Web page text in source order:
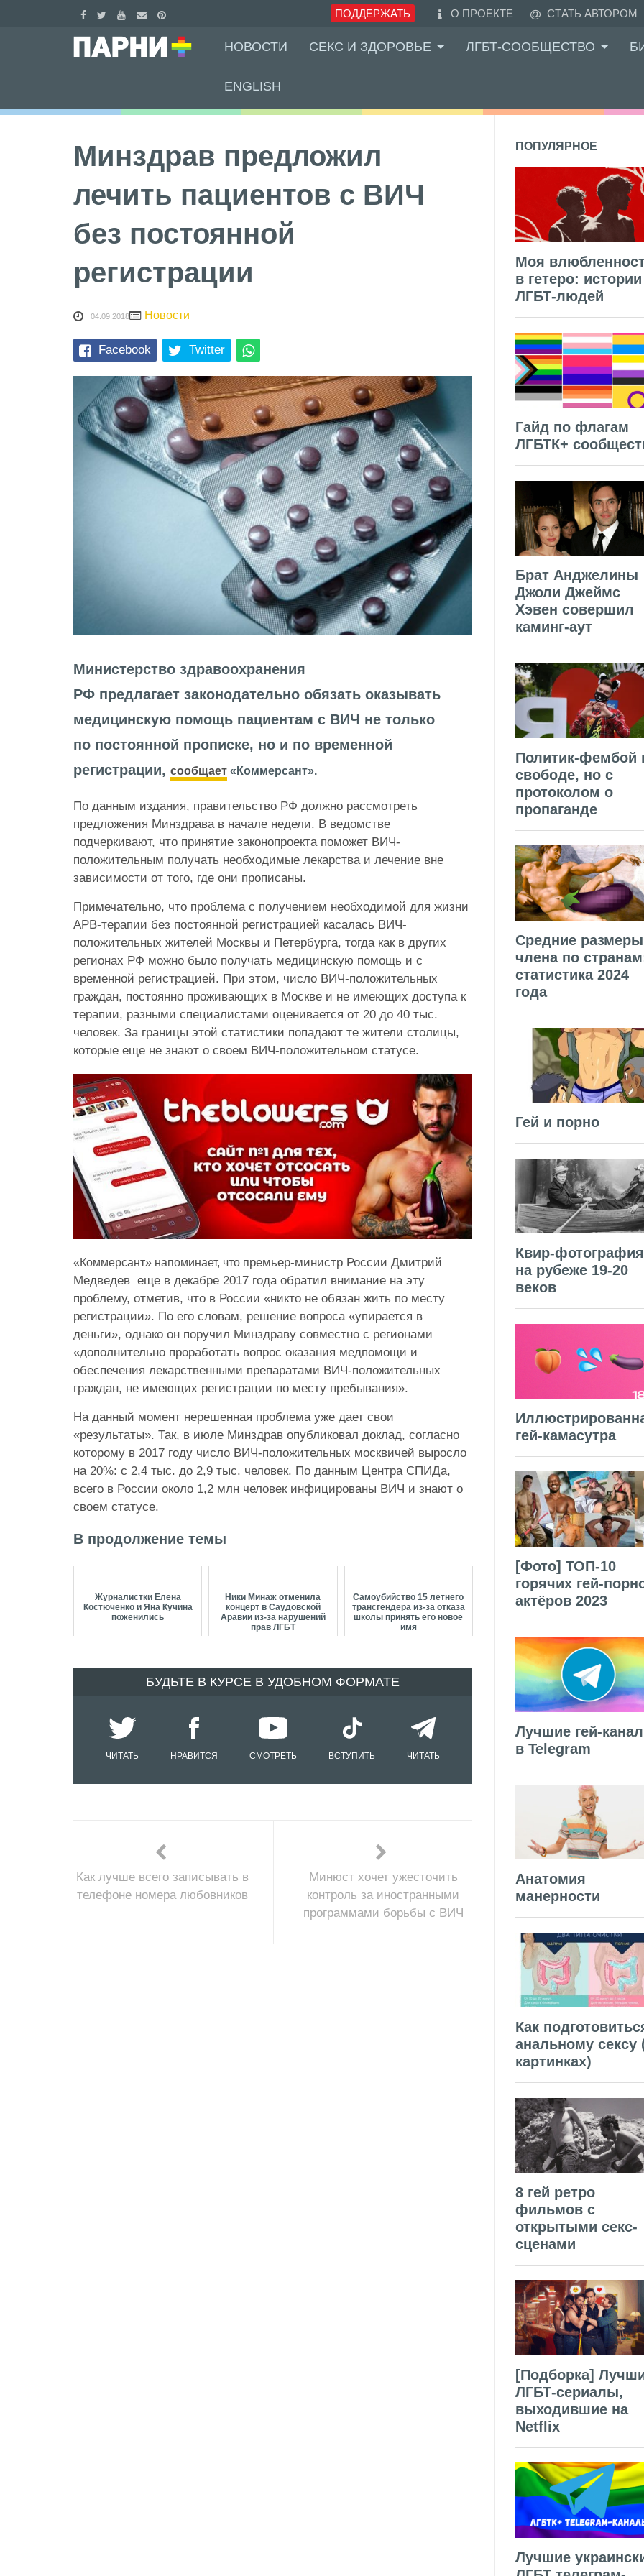
ПОДДЕРЖАТЬ О ПРОЕКТЕ СТАТЬ АВТОРОМ
НОВОСТИ СЕКС И ЗДОРОВЬЕ ЛГБТ-СООБЩЕСТВО
ENGLISH
Минздрав предложил
лечить пациентов с ВИЧ
без постоянной
регистрации
04.09.2018 Новости
Facebook Twitter
Министерство здравоохранения
РФ предлагает законодательно обязать оказывать
медицинскую помощь пациентам с ВИЧ не только
по постоянной прописке, но и по временной
регистрации, сообщает «Коммерсант».
По данным издания, правительство РФ должно рассмотреть
предложения Минздрава в начале недели. В ведомстве
подчеркивают, что принятие законопроекта поможет ВИЧ-
положительным получать необходимые лекарства и лечение вне
зависимости от того, где они прописаны.
Примечательно, что проблема с получением необходимой для жизни
АРВ-терапии без постоянной регистрацией касалась ВИЧ-
положительных жителей Москвы и Петербурга, тогда как в других
регионах РФ можно было получать медицинскую помощь и с
временной регистрацией. При этом, число ВИЧ-положительных
граждан, постоянно проживающих в Москве и не имеющих доступа к
терапии, разными специалистами оценивается от 20 до 40 тыс.
человек. За границы этой статистики попадают те жители столицы,
которые еще не знают о своем ВИЧ-положительном статусе.
«Коммерсант» напоминает, что премьер-министр России Дмитрий
Медведев еще в декабре 2017 года обратил внимание на эту
проблему, отметив, что в России «никто не обязан жить по месту
регистрации». По его словам, решение вопроса «упирается в
деньги», однако он поручил Минздраву совместно с регионами
«дополнительно проработать вопрос оказания медпомощи и
обеспечения лекарственными препаратами ВИЧ-положительных
граждан, не имеющих регистрации по месту пребывания».
На данный момент нерешенная проблема уже дает свои
«результаты». Так, в июле Минздрав опубликовал доклад, согласно
которому в 2017 году число ВИЧ-положительных москвичей выросло
на 20%: с 2,4 тыс. до 2,9 тыс. человек. По данным Центра СПИДа,
всего в России около 1,2 млн человек инфицированы ВИЧ и знают о
своем статусе.
В продолжение темы
Журналистки Елена
Костюченко и Яна Кучина
поженились
Ники Минаж отменила
концерт в Саудовской
Аравии из-за нарушений
прав ЛГБТ
Самоубийство 15 летнего
трансгендера из-за отказа
школы принять его новое
имя
БУДЬТЕ В КУРСЕ В УДОБНОМ ФОРМАТЕ
ЧИТАТЬ НРАВИТСЯ СМОТРЕТЬ ВСТУПИТЬ ЧИТАТЬ
Как лучше всего записывать в
телефоне номера любовников
Минюст хочет ужесточить
контроль за иностранными
программами борьбы с ВИЧ
ПОПУЛЯРНОЕ
Моя
в гетеро: истории
ЛГБТ-людей
Гайд по флагам
ЛГБТК+
Брат Анджелины
Джоли Джеймс
Хэвен совершил
каминг-аут
Политик-фембой
свободе, но с
протоколом о
пропаганде
Средние размеры
члена по
статистика 2024
года
Гей и порно
Квир-фотография
на рубеже 19-20
веков
гей-камасутра
[Фото] ТОП-10
горячих гей-
актёров 2023
Лучшие гей-
в Telegram
Анатомия
манерности
Как
анальному сексу
картинках)
8 гей ретро
фильмов с
открытыми секс-
сценами
[Подборка]
ЛГБТ-сериалы,
выходившие на
Netflix
Лучшие